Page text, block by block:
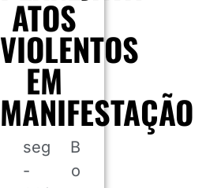
ATOS
VIOLENTOS
EM
MANIFESTAÇÃO
seg
-
B
o